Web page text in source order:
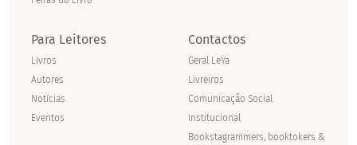
Para Leitores
Livros
Autores
Notícias
Eventos
Contactos
Geral LeYa
Livreiros
Comunicação Social
Institucional
Bookstagrammers, booktokers &